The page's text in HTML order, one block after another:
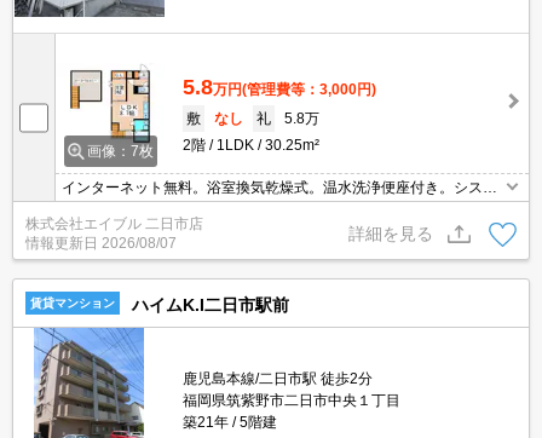
画像：7枚
5.8万円(管理費等：3,000円)
敷
なし 礼
5.8万
2階
1LDK 30.25m²
インターネット無料。浴室換気乾燥式。温水洗浄便座付き。システ
ムキッチン。ルーフバルコニーあり。
株式会社エイブル 二日市店
情報更新日 2026/08/07
詳細を見る
賃貸マンション ハイムK.I二日市駅前
鹿児島本線/二日市駅 徒歩2分
福岡県筑紫野市二日市中央１丁目
築21年
5階建